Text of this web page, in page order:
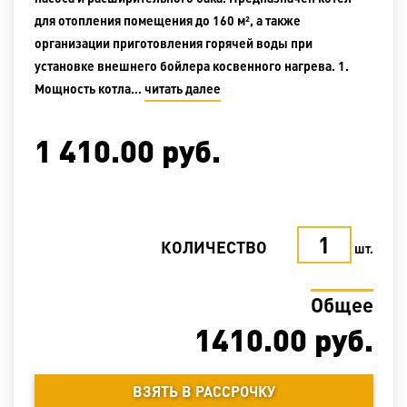
для отопления помещения до 160 м², а также
организации приготовления горячей воды при
установке внешнего бойлера косвенного нагрева. 1.
Мощность котла… читать далее
1 410.00 руб.
КОЛИЧЕСТВО шт.
Общее
1410.00 руб.
ВЗЯТЬ В РАССРОЧКУ